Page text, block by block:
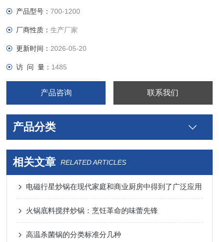
产品型号：700-1200
厂商性质：生产厂家
更新时间： 2026-05-20
访 问 量： 1485
产品咨询 联系我们
产品分类
相关文章 RELATED ARTICLES
电磁行星炒锅在现代家庭和商业厨房中得到了广泛应用
火锅底料搅拌炒锅：烹饪革命的味蕾先锋
高温杀菌锅的分类标准分几种